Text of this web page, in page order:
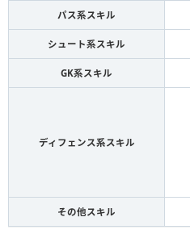
パス系スキル
シュート系スキル
GK系スキル
ディフェンス系スキル
その他スキル